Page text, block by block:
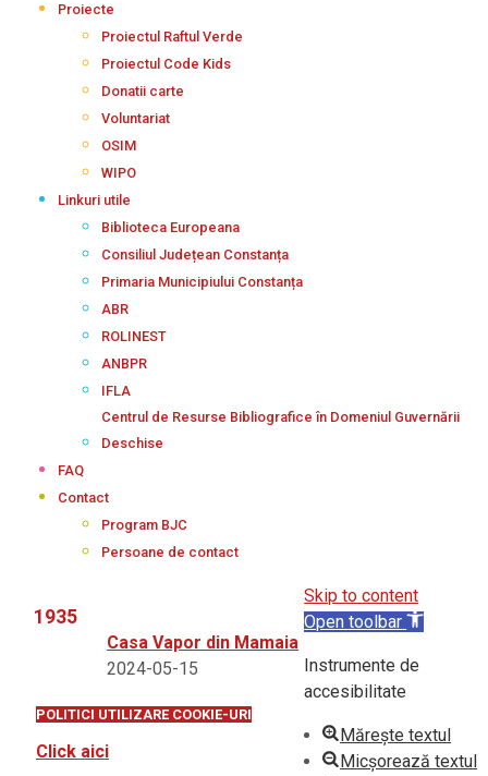
Proiecte
Proiectul Raftul Verde
Proiectul Code Kids
Donatii carte
Voluntariat
OSIM
WIPO
Linkuri utile
Biblioteca Europeana
Consiliul Județean Constanța
Primaria Municipiului Constanța
ABR
ROLINEST
ANBPR
IFLA
Centrul de Resurse Bibliografice în Domeniul Guvernării
Deschise
FAQ
Contact
Program BJC
Persoane de contact
1935
Casa Vapor din Mamaia
2024-05-15
POLITICI UTILIZARE COOKIE-URI
Click aici
Skip to content
Open toolbar
Instrumente de
accesibilitate
Mărește textul
Micșorează textul